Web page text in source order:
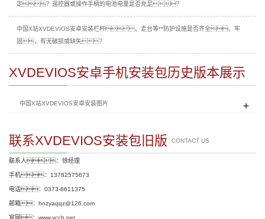
定？遥控器或操作手柄的电池电量是否充足？
中国X站XVDEVIOS安卓安装栏杆、走台等**防护设施是否齐全、牢
固，有无破损或缺失？
XVDEVIOS安卓手机安装包历史版本展示
中国X站XVDEVIOS安卓安装图片 +
联系XVDEVIOS安装包旧版 CONTACT US
联系人：徐经理
手机：13782575673
电话：0373-8611375
邮箱：hnzyaqqz@126.com